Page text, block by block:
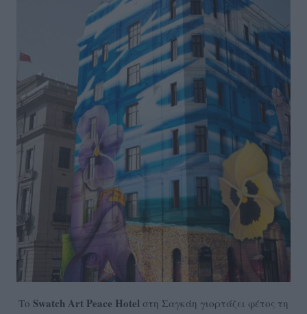
Το Swatch Art Peace Hotel στη Σαγκάη γιορτάζει φέτος τη